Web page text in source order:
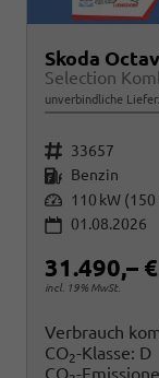
Skoda
unverbindliche
Fahrzeugnr. 33657
Kraftstoff Benzin
Leistung 110 kW (150
01.08.2026
31.490,– €
incl. 19% MwSt.
Verbrauch
CO2-Klasse: D
CO -